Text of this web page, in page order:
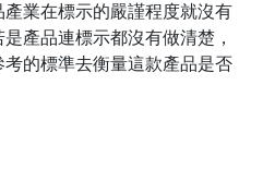
業在標示的嚴謹程度就沒有
產品連標示都沒有做清楚，
的標準去衡量這款產品是否